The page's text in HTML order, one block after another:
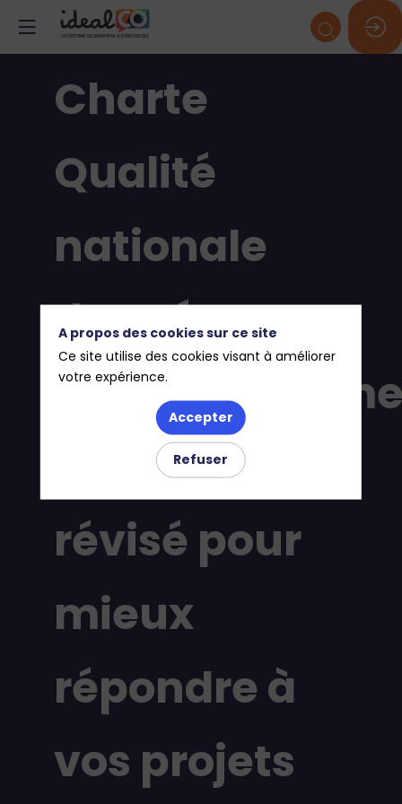
Charte
Qualité
nationale
des Réseaux
: un guide
révisé pour
mieux
répondre à
vos projets
A propos des cookies sur ce site
Ce site utilise des cookies visant à améliorer
votre expérience.
Accepter
Refuser